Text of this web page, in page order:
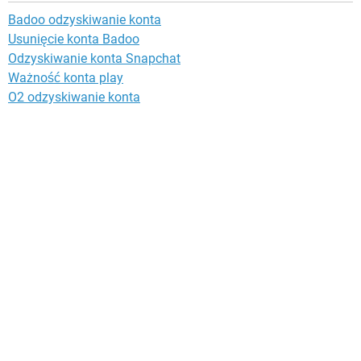
Badoo odzyskiwanie konta
Usunięcie konta Badoo
Odzyskiwanie konta Snapchat
Ważność konta play
O2 odzyskiwanie konta